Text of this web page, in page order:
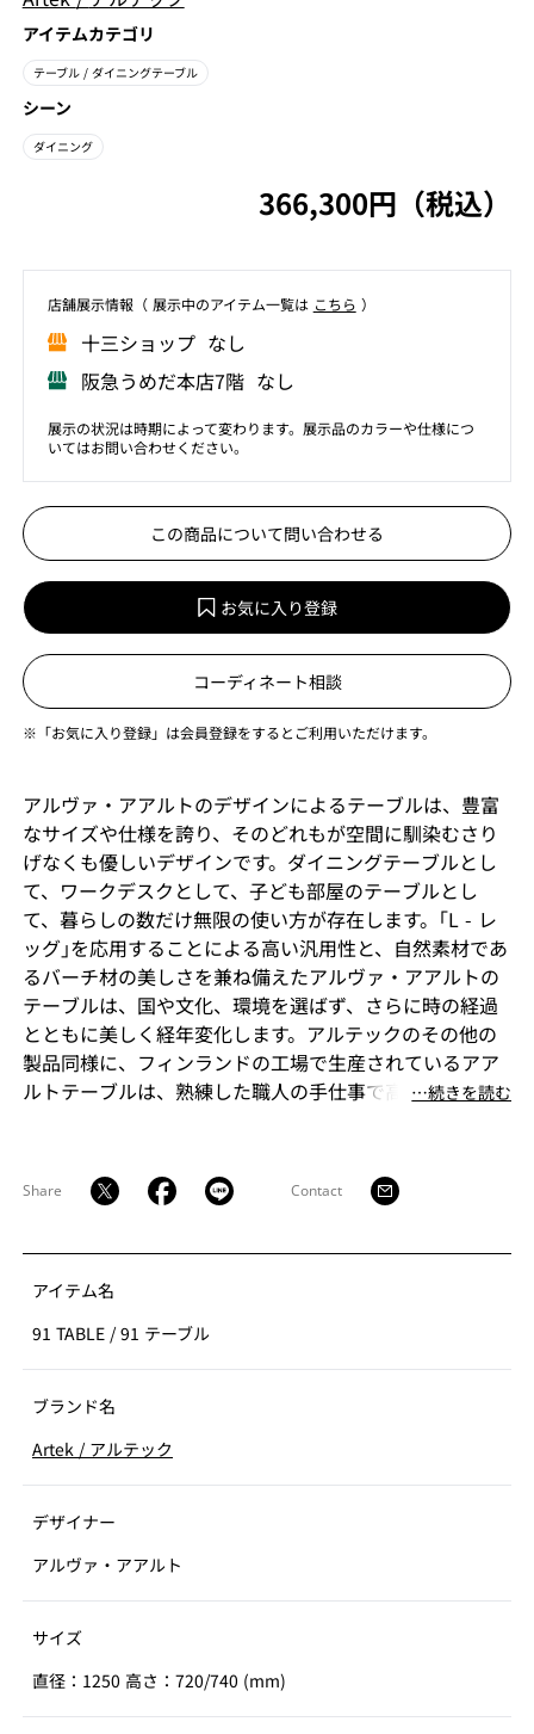
アイテムカテゴリ
テーブル / ダイニングテーブル
シーン
ダイニング
366,300円（税込）
店舗展⽰情報（ 展⽰中のアイテム⼀覧は こちら ）
⼗三ショップ なし
阪急うめだ本店7階 なし
展示の状況は時期によって変わります。展示品のカラーや仕様につ
いてはお問い合わせください。
この商品について問い合わせる
お気に入り登録
コーディネート相談
※「お気に入り登録」は会員登録をするとご利用いただけます。
アルヴァ・アアルトのデザインによるテーブルは、豊富
なサイズや仕様を誇り、そのどれもが空間に馴染むさり
げなくも優しいデザインです。ダイニングテーブルとし
て、ワークデスクとして、子ども部屋のテーブルとし
て、暮らしの数だけ無限の使い方が存在します。｢L - レ
ッグ｣を応用することによる高い汎用性と、自然素材であ
るバーチ材の美しさを兼ね備えたアルヴァ・アアルトの
テーブルは、国や文化、環境を選ばず、さらに時の経過
とともに美しく経年変化します。アルテックのその他の
製品同様に、フィンランドの工場で生産されているアア
ルトテーブルは、熟練した職人の手仕事で高い品質を保
⋯続きを読む
Share Contact
アイテム名
91 TABLE / 91 テーブル
ブランド名
Artek / アルテック
デザイナー
アルヴァ・アアルト
サイズ
直径：1250 高さ：720/740 (mm)